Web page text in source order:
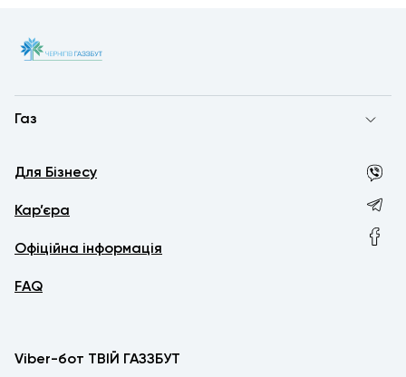
Газ
Для Бізнесу
Кар’єра
Офіційна інформація
FAQ
Viber-бот ТВІЙ ГАЗЗБУТ